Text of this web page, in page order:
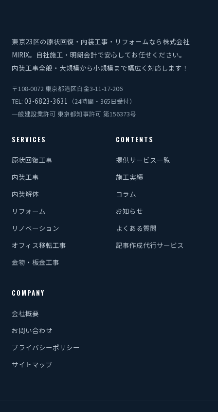
東京23区の原状回復・内装工事・リフォームなら株式会社
MIRIX。自社施工・明朗会計で安心してお任せください。
内装工事全般・大規模から小規模まで幅広く対応します！
〒108-0072 東京都港区白金3-11-17-206
TEL: 03-6823-3631 （24時間・365日受付）
一般建設業許可 東京都知事許可 第156373号
SERVICES
原状回復工事
内装工事
内装解体
リフォーム
リノベーション
オフィス移転工事
金物・板金工事
CONTENTS
提供サービス一覧
施工実績
コラム
お知らせ
よくある質問
記事作成代行サービス
COMPANY
会社概要
お問い合わせ
プライバシーポリシー
サイトマップ